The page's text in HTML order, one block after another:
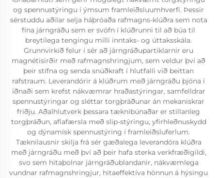
og spennustýringu í ýmsum framleiðsluumhverfi. Þessir
sérstuddu aðilar selja háþróaða rafmagns-klúðra sem nota
fína járngráðu sem er svöfn í klúðrunni til að búa til
breytilega tengingu milli inntaks- og úttaksskála.
Grunnvirkið felur í sér að járngráðupartiklarnir eru
magnétisirðir með rafmagnshringjum, sem veldur því að
þeir stífna og senda snúðkraft í hlutfalli við beittan
rafstraum. Leverandórir á klúðrum með járngráðu þjóna í
iðnaði sem krefst nákvæmrar hraðastýringar, samfelldrar
spennustýringar og sléttar torgþráðunar án mekaniskrar
friðju. Aðalhlutverk þessara tæknibúnaðar er stillanleg
torgþráðun, aflafærsla með slip-stýringu, yfirhleðnuskydd
og dýnamísk spennustýring í framleiðsluferlum.
Tæknilausnir skilja frá sér gæðalega leverandóra klúðra
með járngráðu með því að þeir hafa sterka verkfræðigildi,
svo sem hitaþolnar járngráðublandanir, nákvæmlega
vundnar rafmagnshringjur, hitaeffektíva hönnun á hýsingu